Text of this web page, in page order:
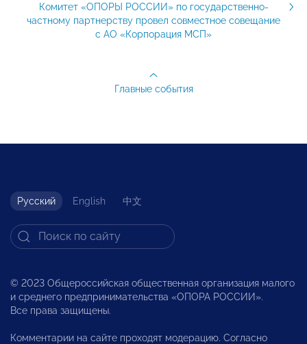
Комитет «ОПОРЫ РОССИИ» по государственно-
частному партнерству провел совместное совещание
с АО «Корпорация МСП»
Главные события
Русский English 中文
© 2023 Общероссийская общественная организация малого
и среднего предпринимательства «ОПОРА РОССИИ».
Все права защищены.
Комментарии на сайте проходят модерацию. Согласно